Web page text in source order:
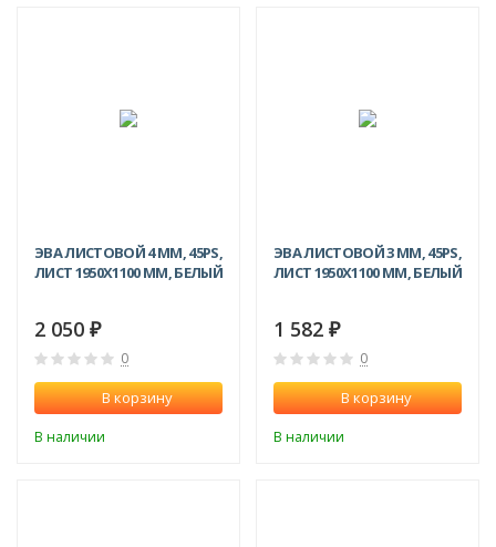
ЭВА ЛИСТОВОЙ 4 ММ, 45PS,
ЛИСТ 1950Х1100 ММ, БЕЛЫЙ
2 050 ₽
0
В корзину
В наличии
ЭВА ЛИСТОВОЙ 3 ММ, 45PS,
ЛИСТ 1950Х1100 ММ, БЕЛЫЙ
1 582 ₽
0
В корзину
В наличии